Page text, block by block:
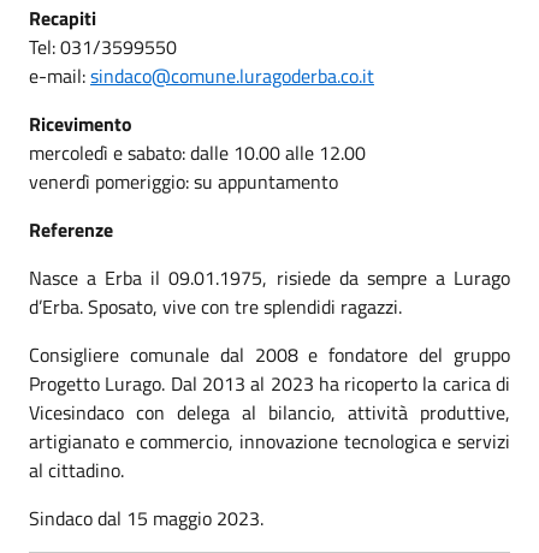
Recapiti
Tel: 031/3599550
e-mail:sindaco@comune.luragoderba.co.it
Ricevimento
mercoledì e sabato: dalle 10.00 alle 12.00
venerdì pomeriggio: su appuntamento
Referenze
Nasce a Erba il 09.01.1975, risiede da sempre a Lurago
d’Erba. Sposato, vive con tre splendidi ragazzi.
Consigliere comunale dal 2008 e fondatore del gruppo
Progetto Lurago. Dal 2013 al 2023 ha ricoperto la carica di
Vicesindaco con delega al bilancio, attività produttive,
artigianato e commercio, innovazione tecnologica e servizi
al cittadino.
Sindaco dal 15 maggio 2023.